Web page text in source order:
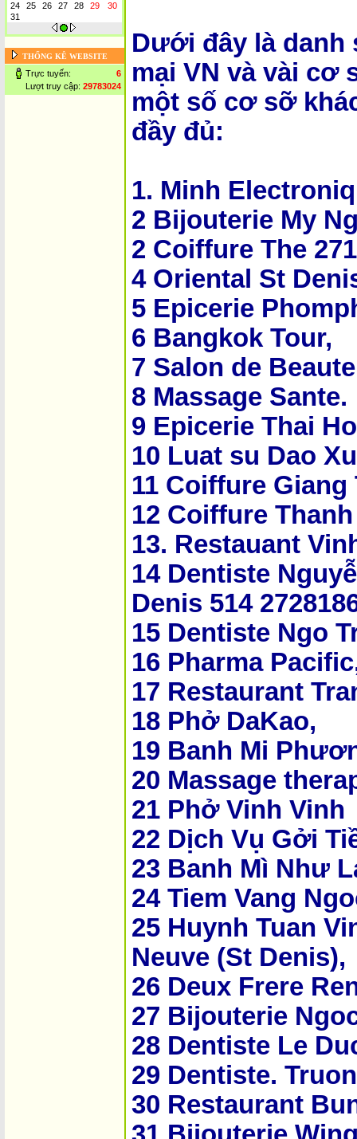
24
25 26 27 28 29
30
31
THỐNG KÊ WEBSITE
Trực tuyến:
6
Lượt truy cập: 29783024
Dưới đây là
mại VN và vài cơ
một số cơ sỡ
đầy đủ:
1. Minh
2 Bijouterie My
2 Coiffure The
4 Oriental St
5 Epicerie
6 Bangkok Tour,
7 Salon de
8 Massage Sante.
9 Epicerie Thai
10 Luat su Dao
11 Coiffure Giang
12 Coiffure Thanh
13. Restauant
14 Dentiste
Denis 514
15 Dentiste Ngo
16 Pharma
17 Restaurant
18 Phở DaKao,
19 Banh Mi
20 Massage
21 Phở Vinh Vinh
22 Dịch Vụ Gởi
23 Banh Mì Như
24 Tiem Vang
25 Huynh Tuan
Neuve (St Denis),
26 Deux Frere
27 Bijouterie
28 Dentiste Le
29 Dentiste.
30 Restaurant